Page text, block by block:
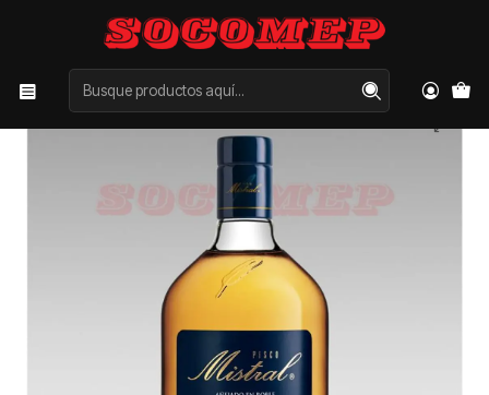
Inicio Categorías LICORES
PISCO
Pisco Mistral 35° 750cc